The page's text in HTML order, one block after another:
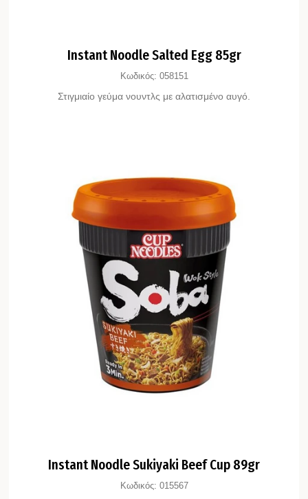
Instant Noodle Salted Egg 85gr
Κωδικός: 058151
Στιγμιαίο γεύμα νουντλς με αλατισμένο αυγό.
Instant Noodle Sukiyaki Beef Cup 89gr
Κωδικός: 015567